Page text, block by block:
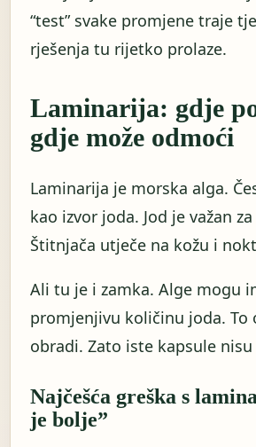
“test” svake promjene traje
rješenja tu rijetko prolaze.
Laminarija: gdje
gdje može odmoći
Laminarija je morska alga.
kao izvor joda. Jod je važan
Štitnjača utječe na kožu i
Ali tu je i zamka. Alge mogu
promjenjivu količinu joda. To
obradi. Zato iste kapsule
Najčešća greška s
je bolje”